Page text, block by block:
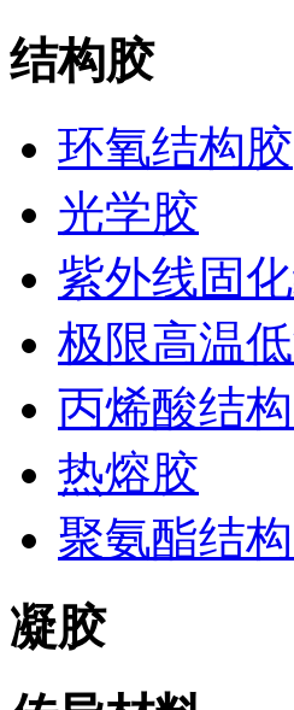
结构胶
环氧结构胶
光学胶
紫外线固
极限高温
丙烯酸结
热熔胶
聚氨酯结
凝胶